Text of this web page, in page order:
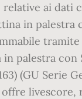
ai
in
palestra con
(GU Serie